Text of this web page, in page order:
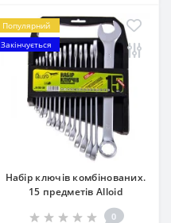
Популярний
Закінчується
Набір ключів комбінованих.
15 предметів Alloid
0